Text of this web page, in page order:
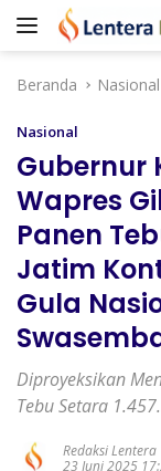
Langsung
Beranda
Nasional
Nasional
Gubernur
Wapres
Panen
Jatim
Gula
Diproyeksikan
Tebu Setara
Redaksi Lentera
23 Juni 2025